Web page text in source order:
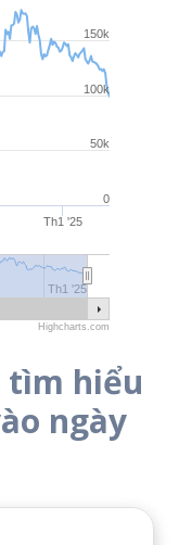
Th1 '25
Th1 '25
50k
100k
150k
0
Highcharts.com
tìm hiểu
ngày